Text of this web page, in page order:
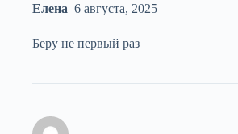
Елена–6 августа, 2025
Беру не первый раз